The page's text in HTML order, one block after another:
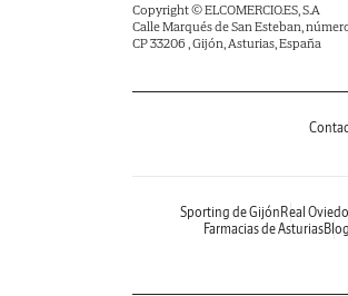
Copyright © ELCOMERCIO.ES, S.A
Calle Marqués de San Esteban,
CP 33206 , Gijón, Asturias, España
Sporting de Gijón Real Oviedo
Farmacias de Asturias